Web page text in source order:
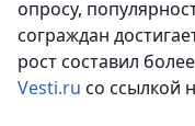
опросу,
сограждан
рост составил
Vesti.ru со ссылкой